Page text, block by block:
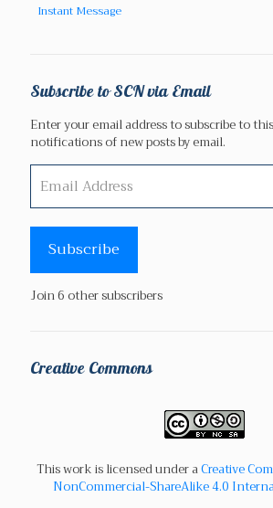
Instant Message
Subscribe to SCN via Email
Enter your email address to subscribe to
notifications of new posts by email.
Email
Address
Subscribe
Join 6 other subscribers
Creative Commons
This work is licensed under aCreative
NonCommercial-ShareAlike 4.0